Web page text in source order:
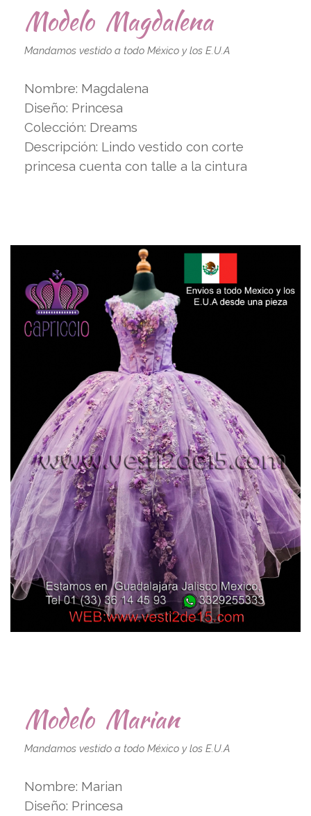
Modelo Magdalena
Mandamos vestido a todo México y los E.U.A
Nombre: Magdalena
Diseño: Princesa
Colección: Dreams
Descripción: Lindo vestido con corte
princesa cuenta con talle a la cintura
Modelo Marian
Mandamos vestido a todo México y los E.U.A
Nombre: Marian
Diseño: Princesa